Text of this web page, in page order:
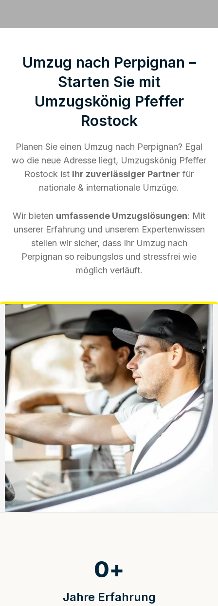
Umzug nach Perpignan –
Starten Sie mit
Umzugskönig Pfeffer
Rostock
Planen Sie einen Umzug nach Perpignan? Egal
wo die neue Adresse liegt, Umzugskönig Pfeffer
Rostock ist Ihr zuverlässiger Partner für
nationale & internationale Umzüge.
Wir bieten umfassende Umzugslösungen: Mit
unserer Erfahrung und unserem Expertenwissen
stellen wir sicher, dass Ihr Umzug nach
Perpignan so reibungslos und stressfrei wie
möglich verläuft.
Jahre Erfahrung
0+